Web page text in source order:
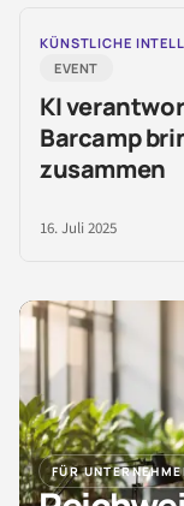
KÜNSTLICHE
EVENT
KI
Barcamp
zusammen
16. Juli 2025
FÜR